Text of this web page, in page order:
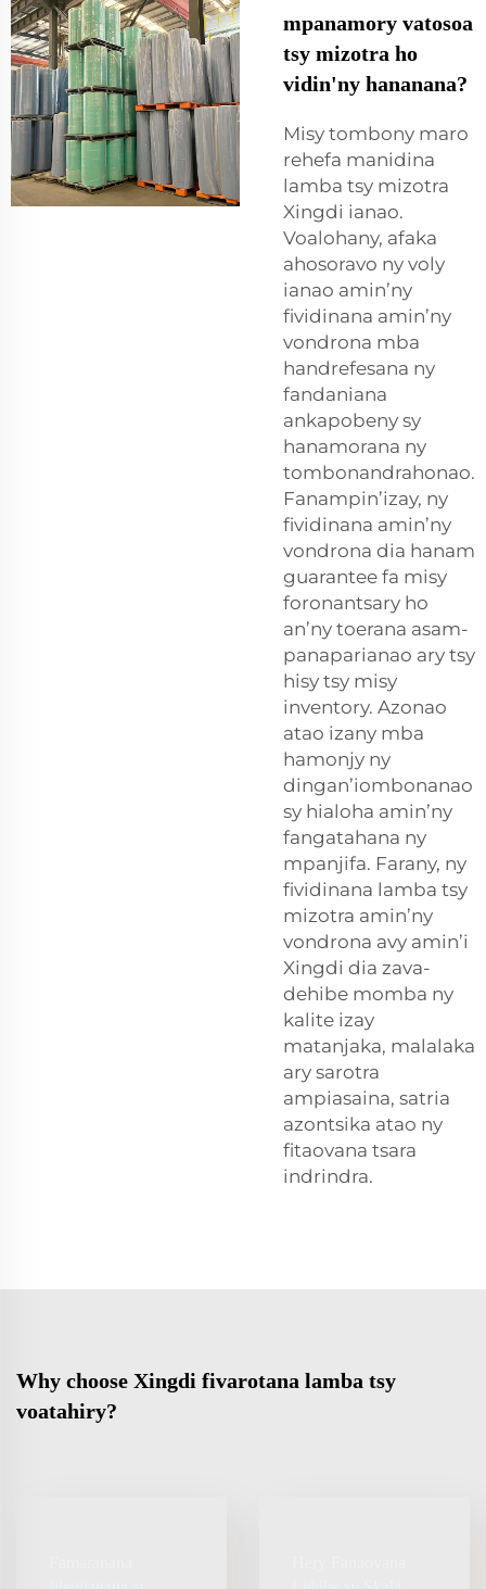
mpanamory vatosoa
tsy mizotra ho
vidin'ny hananana?
Misy tombony maro
rehefa manidina
lamba tsy mizotra
Xingdi ianao.
Voalohany, afaka
ahosoravo ny voly
ianao amin’ny
fividinana amin’ny
vondrona mba
handrefesana ny
fandaniana
ankapobeny sy
hanamorana ny
tombonandrahonao.
Fanampin’izay, ny
fividinana amin’ny
vondrona dia hanam
guarantee fa misy
foronantsary ho
an’ny toerana asam-
panaparianao ary tsy
hisy tsy misy
inventory. Azonao
atao izany mba
hamonjy ny
dingan’iombonanao
sy hialoha amin’ny
fangatahana ny
mpanjifa. Farany, ny
fividinana lamba tsy
mizotra amin’ny
vondrona avy amin’i
Xingdi dia zava-
dehibe momba ny
kalite izay
matanjaka, malalaka
ary sarotra
ampiasaina, satria
azontsika atao ny
fitaovana tsara
indrindra.
Why choose Xingdi fivarotana lamba tsy
voatahiry?